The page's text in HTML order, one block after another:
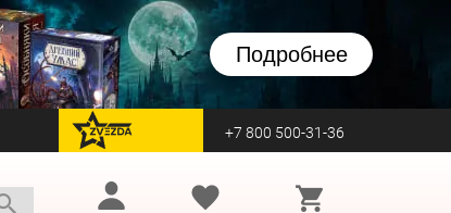
Подробнее
перейти на Zvezda +7 800 500-31-36